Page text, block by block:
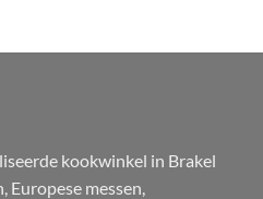
kookwinkel in Brakel
Europese messen,